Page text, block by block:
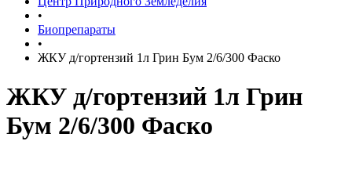
•
Биопрепараты
•
ЖКУ д/гортензий 1л Грин Бум 2/6/300 Фаско
ЖКУ д/гортензий 1л Грин
Бум 2/6/300 Фаско